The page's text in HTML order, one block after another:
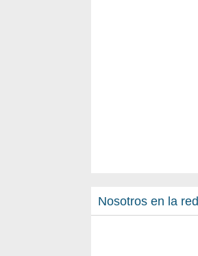
Nosotros en la red